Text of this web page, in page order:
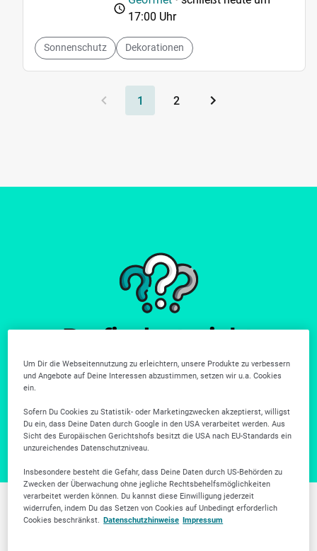
17:00 Uhr
Sonnenschutz Dekorationen
1 2
Du findest nicht
wonach du suchst?
Weitere Unternehmen gibt es in unserer Firmensuche.
Zur Firmensuche
Weitere Branchen in
Um Dir die Webseitennutzung zu erleichtern, unsere Produkte zu verbessern
und Angebote auf Deine Interessen abzustimmen, setzen wir u.a. Cookies
ein.
Sofern Du Cookies zu Statistik- oder Marketingzwecken akzeptierst, willigst
Du ein, dass Deine Daten durch Google in den USA verarbeitet werden. Aus
Sicht des Europäischen Gerichtshofs besitzt die USA nach EU-Standards ein
unzureichendes Datenschutzniveau.
Insbesondere besteht die Gefahr, dass Deine Daten durch US-Behörden zu
Zwecken der Überwachung ohne jegliche Rechtsbehelfsmöglichkeiten
verarbeitet werden können. Du kannst diese Einwilligung jederzeit
widerrufen, indem Du das Setzen von Cookies auf Unbedingt erforderlich
Cookies beschränkst. Datenschutzhinweise Impressum